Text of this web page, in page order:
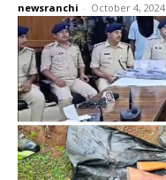
newsranchi - October 4, 2024